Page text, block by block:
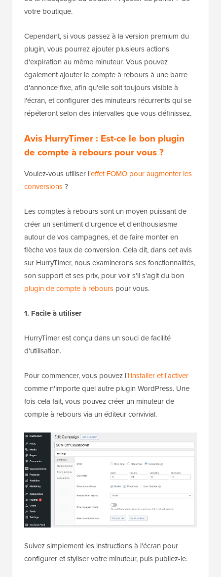
votre boutique.
Cependant, si vous passez à la version premium du
plugin, vous pourrez ajouter plusieurs actions
d'expiration au même minuteur. Vous pouvez
également ajouter le compte à rebours à une barre
d'annonce fixe, afin qu'elle soit toujours visible à
l'écran, et configurer des minuteurs récurrents qui se
répéteront selon des intervalles que vous définissez.
Avis HurryTimer : Est-ce le bon plugin
de compte à rebours pour vous ?
Voulez-vous utiliser l'effet FOMO pour augmenter les
conversions?
Les comptes à rebours sont un moyen puissant de
créer un sentiment d'urgence et d'enthousiasme
autour de vos campagnes, et de faire monter en
flèche vos taux de conversion. Cela dit, dans cet avis
sur HurryTimer, nous examinerons ses fonctionnalités,
son support et ses prix, pour voir s'il s'agit du bon
plugin de compte à rebours pour vous.
1. Facile à utiliser
HurryTimer est conçu dans un souci de facilité
d'utilisation.
Pour commencer, vous pouvez l'l'installer et l'activer
comme n'importe quel autre plugin WordPress. Une
fois cela fait, vous pouvez créer un minuteur de
compte à rebours via un éditeur convivial.
Suivez simplement les instructions à l'écran pour
configurer et styliser votre minuteur, puis publiez-le.